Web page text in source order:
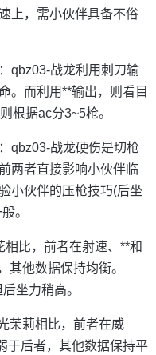
上，需小伙伴具备不俗
qbz03-战龙利用刺刀输
。而利用**输出，则看目
根据ac分3~5枪。
qbz03-战龙硬伤是切枪
两者直接影响小伙伴临
小伙伴的压枪技巧(后坐
。
比，前者在射速、**和
其他数据保持均衡。
坐力稍高。
茉莉相比，前者在威
于后者，其他数据保持平